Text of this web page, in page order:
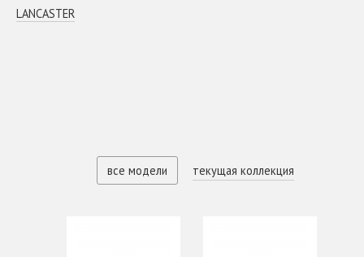
LANCASTER
все модели текущая коллекция